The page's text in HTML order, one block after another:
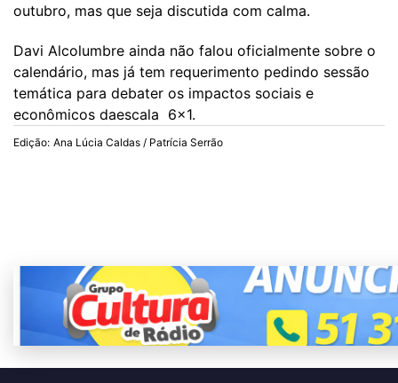
outubro, mas que seja discutida com calma.
Davi Alcolumbre ainda não falou oficialmente sobre o
calendário, mas já tem requerimento pedindo sessão
temática para debater os impactos sociais e
econômicos daescala 6x1.
Edição: Ana Lúcia Caldas / Patrícia Serrão